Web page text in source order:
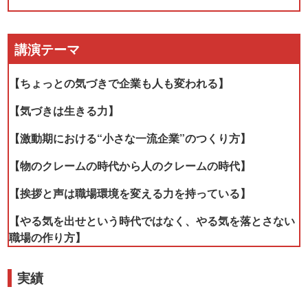
講演テーマ
【ちょっとの気づきで企業も人も変われる】
【気づきは生きる力】
【激動期における“小さな一流企業”のつくり方】
【物のクレームの時代から人のクレームの時代】
【挨拶と声は職場環境を変える力を持っている】
【やる気を出せという時代ではなく、やる気を落とさない
職場の作り方】
実績